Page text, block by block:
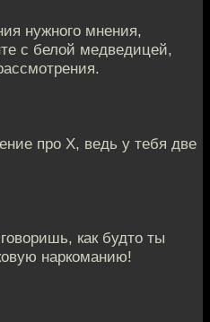
нужного мнения,
с белой медведицей,
про X, ведь у тебя две
как будто ты
наркоманию!